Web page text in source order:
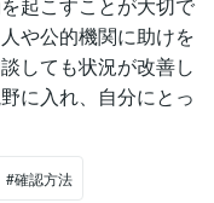
や公的機関に助けを
しても状況が改善し
に入れ、自分にとっ
#確認方法